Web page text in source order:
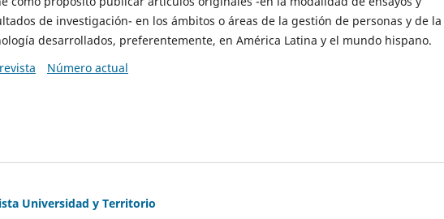
de investigación- en los ámbitos o áreas de la gestión de personas y de la
desarrollados, preferentemente, en América Latina y el mundo hispano.
Número actual
Universidad y Territorio